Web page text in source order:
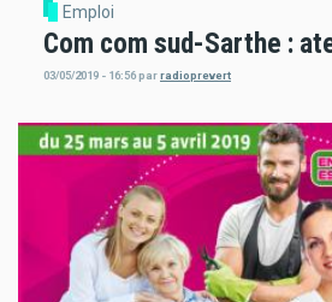
Emploi
Com com sud-Sarthe :
03/05/2019 - 16:56parradioprevert